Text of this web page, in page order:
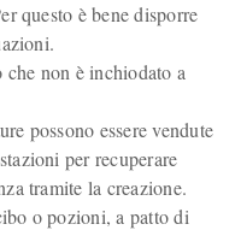
questo è bene disporre
non è inchiodato a
possono essere vendute
per recuperare
tramite la creazione.
o pozioni, a patto di